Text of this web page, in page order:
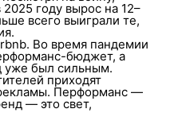
году вырос на 12–
всего выиграли те,
Во время пандемии
бюджет, а
уже был сильным.
приходят
Перформанс —
— это свет,